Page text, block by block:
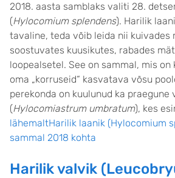
2018. aasta samblaks valiti 28.
(Hylocomium splendens). Harilik
tavaline, teda võib leida nii kuivades
soostuvates kuusikutes, rabades
loopealsetel. See on sammal, mis
oma „korruseid“ kasvatava võsu
perekonda on kuulunud ka
(Hylocomiastrum umbratum), kes
lähemaltHarilik laanik (Hylocomium
sammal 2018 kohta
Harilik valvik